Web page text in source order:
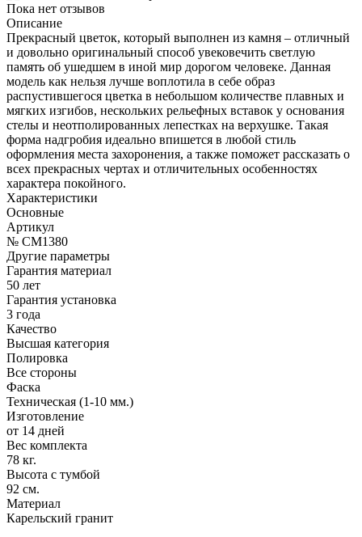
Пока нет отзывов
Описание
Прекрасный цветок, который выполнен из камня – отличный
и довольно оригинальный способ увековечить светлую
память об ушедшем в иной мир дорогом человеке. Данная
модель как нельзя лучше воплотила в себе образ
распустившегося цветка в небольшом количестве плавных и
мягких изгибов, нескольких рельефных вставок у основания
стелы и неотполированных лепестках на верхушке. Такая
форма надгробия идеально впишется в любой стиль
оформления места захоронения, а также поможет рассказать о
всех прекрасных чертах и отличительных особенностях
характера покойного.
Характеристики
Основные
Артикул
№ CM1380
Другие параметры
Гарантия материал
50 лет
Гарантия установка
3 года
Качество
Высшая категория
Полировка
Все стороны
Фаска
Техническая (1-10 мм.)
Изготовление
от 14 дней
Вес комплекта
78 кг.
Высота с тумбой
92 см.
Материал
Карельский гранит